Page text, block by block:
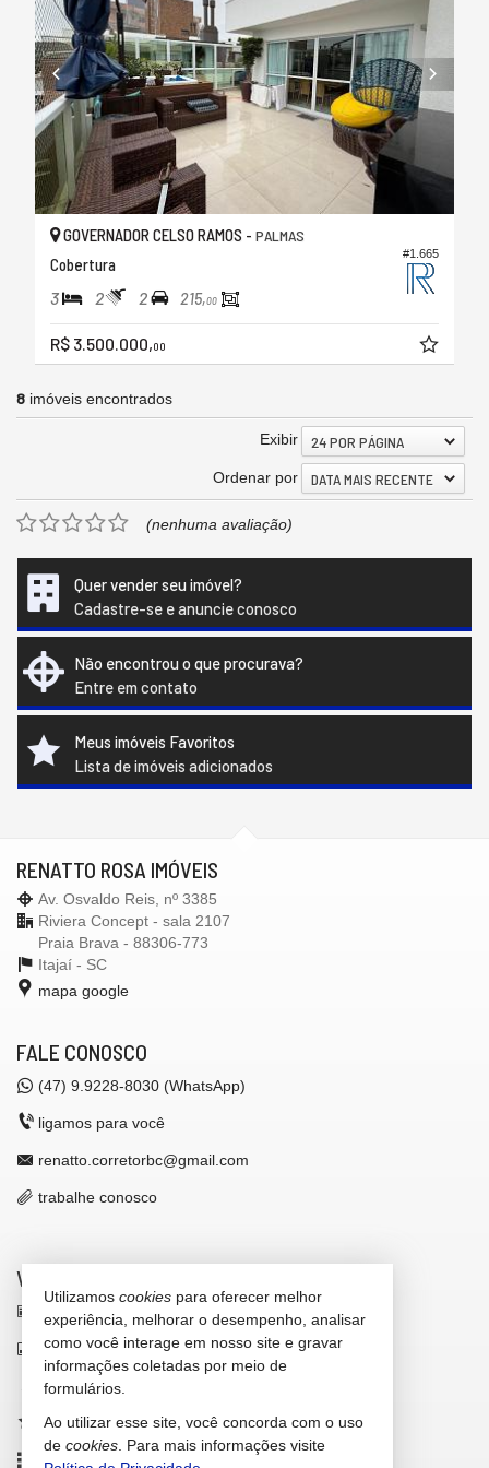
#1.665
GOVERNADOR CELSO RAMOS - PALMAS
Cobertura
3 2 2 215,00
R$ 3.500.000,00
8 imóveis encontrados
Exibir 24 POR PÁGINA
Ordenar por DATA MAIS RECENTE
(nenhuma avaliação)
Quer vender seu imóvel?
Cadastre-se e anuncie conosco
Não encontrou o que procurava?
Entre em contato
Meus imóveis Favoritos
Lista de imóveis adicionados
RENATTO ROSA IMÓVEIS
Av. Osvaldo Reis, nº 3385
Riviera Concept - sala 2107
Praia Brava - 88306-773
Itajaí - SC
mapa google
FALE CONOSCO
(47) 9.9228-8030 (WhatsApp)
ligamos para você
renatto.corretorbc@gmail.com
trabalhe conosco
VEJA MAIS
receba nosso newsletter
indicadores financeiros
cadastre seu imóvel
imóveis favoritos
mapa de imóveis
Utilizamos cookies para oferecer melhor
experiência, melhorar o desempenho, analisar
como você interage em nosso site e gravar
informações coletadas por meio de
formulários.
Ao utilizar esse site, você concorda com o uso
de cookies . Para mais informações visite